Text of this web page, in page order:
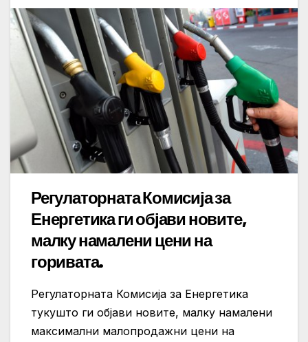
Регулаторната Комисија за
Енергетика ги објави новите,
малку намалени цени на
горивата.
Регулаторната Комисија за Енергетика
тукушто ги објави новите, малку намалени
максимални малопродажни цени на